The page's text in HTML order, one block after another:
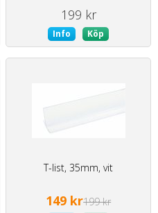
199 kr
Info Köp
T-list, 35mm, vit
149 kr199 kr